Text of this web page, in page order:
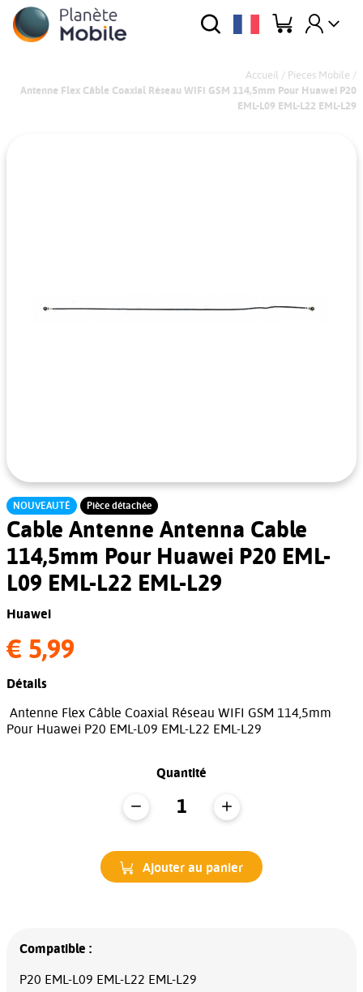
Accueil / Pieces Mobile /
Antenne Flex Câble Coaxial Réseau WIFI GSM 114,5mm Pour Huawei P20
EML-L09 EML-L22 EML-L29
NOUVEAUTÉ Pièce détachée
Cable Antenne Antenna Cable
114,5mm Pour Huawei P20 EML-
L09 EML-L22 EML-L29
Huawei
€ 5,99
Détails
Antenne Flex Câble Coaxial Réseau WIFI GSM 114,5mm
Pour Huawei P20 EML-L09 EML-L22 EML-L29
Quantité
Ajouter au panier
Compatible :
P20 EML-L09 EML-L22 EML-L29